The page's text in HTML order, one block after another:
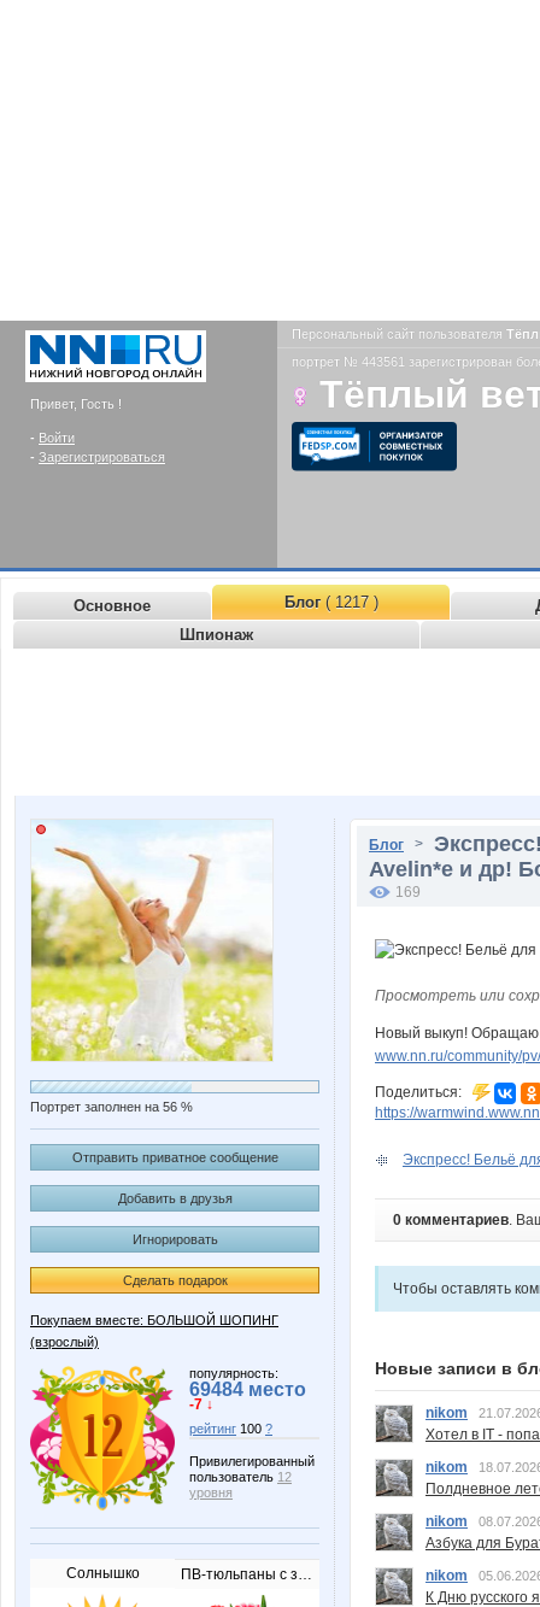
Привет, Гость !
- Войти
- Зарегистрироваться
Персональный сайт пользователя
портрет № 443561 зарегистрирован
Тёплый
Основное Блог( 1217 )
Шпионаж
Портрет заполнен на 56 %
Отправить приватное сообщение
Добавить в друзья
Игнорировать
Сделать подарок
Покупаем вместе: БОЛЬШОЙ ШОПИНГ
(взрослый)
популярность:
69484 место
-7 ↓
рейтинг 100 ?
Привилегированный
пользователь 12
уровня
Солнышко ПВ-тюльпаны с запиской
Блог >
Avelin*e и др!
169
Просмотреть или
Новый выкуп!
www.nn.ru/community/
Поделиться:
https://
Экспресс! Бельё
0 комментариев.
Чтобы оставлять
Новые записи в
nikom
Хотел в IT -
nikom
Полдневное
nikom
Азбука для
nikom
К Дню русского